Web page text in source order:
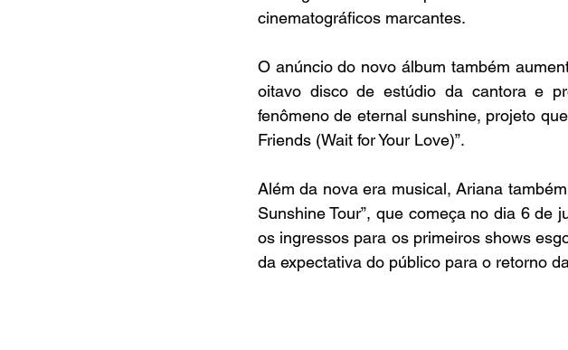
cinematográficos marcantes.
O anúncio do novo álbum também
oitavo disco de estúdio da cantora e
fenômeno de eternal sunshine, projeto
Friends (Wait for Your Love)”.
Além da nova era musical, Ariana
Sunshine Tour”, que começa no dia 6 de
os ingressos para os primeiros shows
da expectativa do público para o retorno